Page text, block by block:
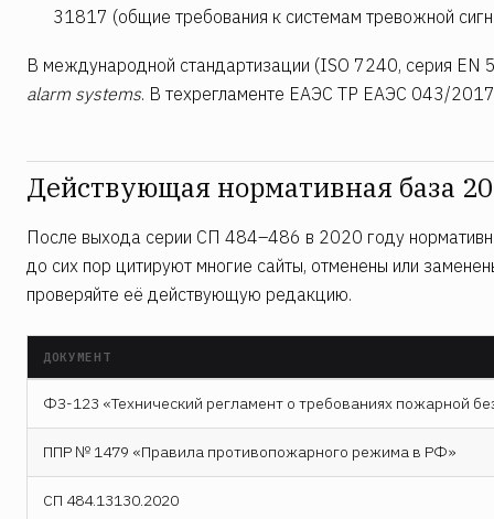
31817 (общие требования к системам тревожной
В международной стандартизации (ISO 7240, серия EN
alarm systems. В техрегламенте ЕАЭС ТР ЕАЭС 043/
Действующая нормативная база
После выхода серии СП 484–486 в 2020 году
до сих пор цитируют многие сайты, отменены или
проверяйте её действующую редакцию.
ДОКУМЕНТ
ФЗ-123 «Технический регламент о требованиях пожарной
ППР № 1479 «Правила противопожарного режима в РФ»
СП 484.13130.2020